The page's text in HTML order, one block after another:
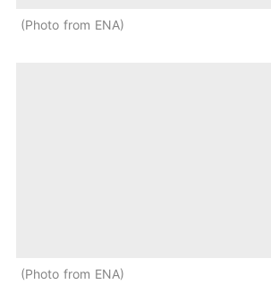
Photo from ENA
Photo from ENA